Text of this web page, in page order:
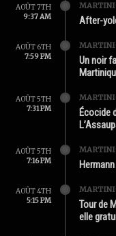
AOÛT 7TH
9:37 AM
After-
AOÛT 6TH
7:59 PM
Un noir
AOÛT 5TH
7:31 PM
Écocide
AOÛT 5TH
7:16 PM
AOÛT 4TH
5:15 PM
Tour de
elle